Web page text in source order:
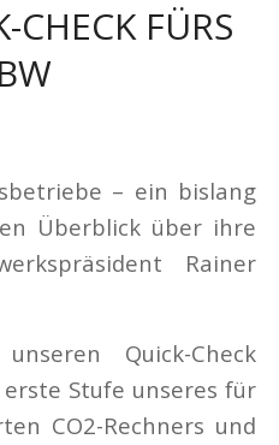
CHECK FÜRS
– ein bislang
Überblick über ihre
Rainer
Quick-Check
erste Stufe unseres für
CO2-Rechners und